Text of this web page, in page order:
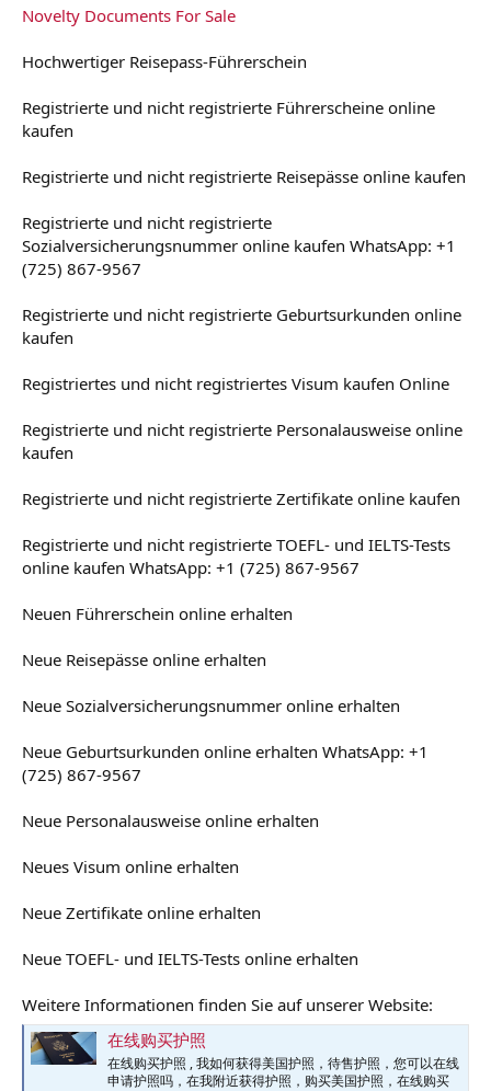
Novelty Documents For Sale
Hochwertiger Reisepass-Führerschein
Registrierte und nicht registrierte Führerscheine online
kaufen
Registrierte und nicht registrierte Reisepässe online kaufen
Registrierte und nicht registrierte
Sozialversicherungsnummer online kaufen WhatsApp: +1
(725) 867-9567
Registrierte und nicht registrierte Geburtsurkunden online
kaufen
Registriertes und nicht registriertes Visum kaufen Online
Registrierte und nicht registrierte Personalausweise online
kaufen
Registrierte und nicht registrierte Zertifikate online kaufen
Registrierte und nicht registrierte TOEFL- und IELTS-Tests
online kaufen WhatsApp: +1 (725) 867-9567
Neuen Führerschein online erhalten
Neue Reisepässe online erhalten
Neue Sozialversicherungsnummer online erhalten
Neue Geburtsurkunden online erhalten WhatsApp: +1
(725) 867-9567
Neue Personalausweise online erhalten
Neues Visum online erhalten
Neue Zertifikate online erhalten
Neue TOEFL- und IELTS-Tests online erhalten
Weitere Informationen finden Sie auf unserer Website:
在线购买护照
在线购买护照 , 我如何获得美国护照，待售护照，您可以在线
申请护照吗，在我附近获得护照，购买美国护照，在线购买